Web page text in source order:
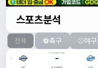
스포츠분석
전체 ⚽축구 ⚾야구